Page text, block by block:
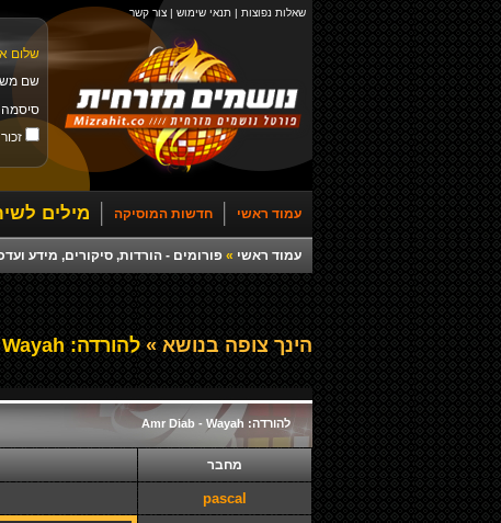
שאלות נפוצות | תנאי שימוש | צור קשר
שלום
שם
סיסמה
עמוד ראשי חדשות המוסיקה מילים
עמוד ראשי » פורומים - הורדות, סיקורים, מידע
הינך צופה בנושא » להורדה: Amr Diab - Wayah
להורדה: Amr Diab - Wayah
מחבר
pascal